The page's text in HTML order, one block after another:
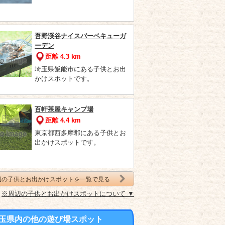
吾野渓谷ナイスバーベキューガ
ーデン
距離 4.3 km
埼玉県飯能市にある子供とお出
かけスポットです。
百軒茶屋キャンプ場
距離 4.4 km
東京都西多摩郡にある子供とお
出かけスポットです。
の子供とお出かけスポットを一覧で見る
※周辺の子供とお出かけスポットについて ▼
県内の他の遊び場スポット